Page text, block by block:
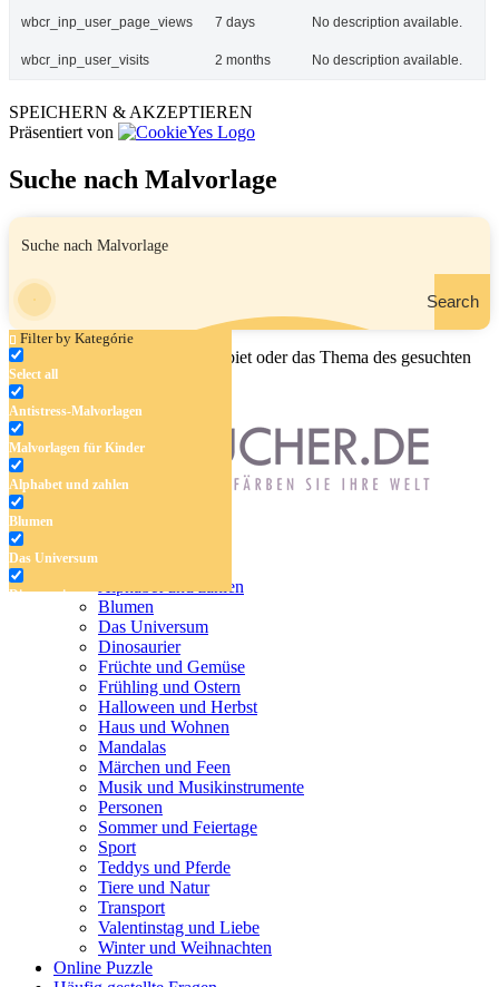
wbcr_inp_user_page_views 7 days No description available.
wbcr_inp_user_visits 2 months No description available.
SPEICHERN & AKZEPTIEREN
Präsentiert von
Suche nach Malvorlage
Search
Filter by Kategórie
Select all
Antistress-Malvorlagen
Malvorlagen für Kinder
Alphabet und zahlen
Blumen
Das Universum
Dinosaurier
Früchte und Gemüse
Frühling und Ostern
Halloween und Herbst
Haus und Wohnen
Märchen und Feen
Musik und Musikinstrumente
Sommer und Feiertage
Geben Sie den Namen, das Gebiet oder das Thema des gesuchten
Malbuchs ein.
Malvorlagen für Kinder
Alphabet und zahlen
Blumen
Das Universum
Dinosaurier
Früchte und Gemüse
Frühling und Ostern
Halloween und Herbst
Haus und Wohnen
Mandalas
Märchen und Feen
Musik und Musikinstrumente
Personen
Sommer und Feiertage
Sport
Teddys und Pferde
Tiere und Natur
Transport
Valentinstag und Liebe
Winter und Weihnachten
Online Puzzle